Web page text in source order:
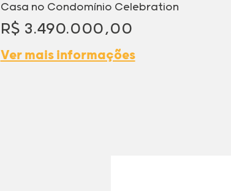
Casa no Condomínio Celebration
R$ 3.490.000,00
Ver mais informações